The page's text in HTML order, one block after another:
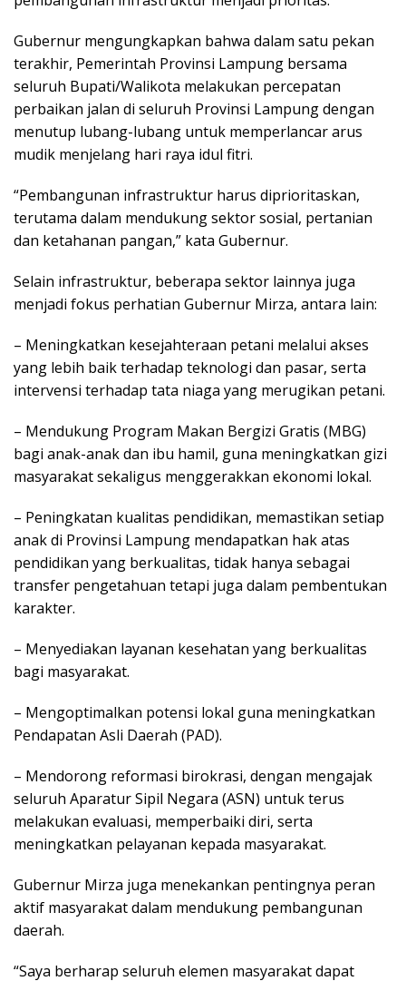
Gubernur mengungkapkan bahwa dalam satu pekan
terakhir, Pemerintah Provinsi Lampung bersama
seluruh Bupati/Walikota melakukan percepatan
perbaikan jalan di seluruh Provinsi Lampung dengan
menutup lubang-lubang untuk memperlancar arus
mudik menjelang hari raya idul fitri.
“Pembangunan infrastruktur harus diprioritaskan,
terutama dalam mendukung sektor sosial, pertanian
dan ketahanan pangan,” kata Gubernur.
Selain infrastruktur, beberapa sektor lainnya juga
menjadi fokus perhatian Gubernur Mirza, antara lain:
– Meningkatkan kesejahteraan petani melalui akses
yang lebih baik terhadap teknologi dan pasar, serta
intervensi terhadap tata niaga yang merugikan petani.
– Mendukung Program Makan Bergizi Gratis (MBG)
bagi anak-anak dan ibu hamil, guna meningkatkan gizi
masyarakat sekaligus menggerakkan ekonomi lokal.
– Peningkatan kualitas pendidikan, memastikan setiap
anak di Provinsi Lampung mendapatkan hak atas
pendidikan yang berkualitas, tidak hanya sebagai
transfer pengetahuan tetapi juga dalam pembentukan
karakter.
– Menyediakan layanan kesehatan yang berkualitas
bagi masyarakat.
– Mengoptimalkan potensi lokal guna meningkatkan
Pendapatan Asli Daerah (PAD).
– Mendorong reformasi birokrasi, dengan mengajak
seluruh Aparatur Sipil Negara (ASN) untuk terus
melakukan evaluasi, memperbaiki diri, serta
meningkatkan pelayanan kepada masyarakat.
Gubernur Mirza juga menekankan pentingnya peran
aktif masyarakat dalam mendukung pembangunan
daerah.
“Saya berharap seluruh elemen masyarakat dapat